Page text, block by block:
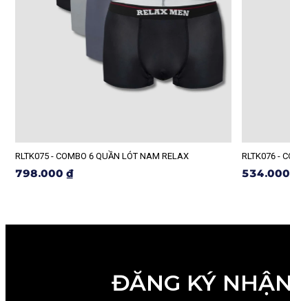
RLTK075 - COMBO 6 QUẦN LÓT NAM RELAX
798.000 ₫
RLTK076 -
ĐĂNG KÝ